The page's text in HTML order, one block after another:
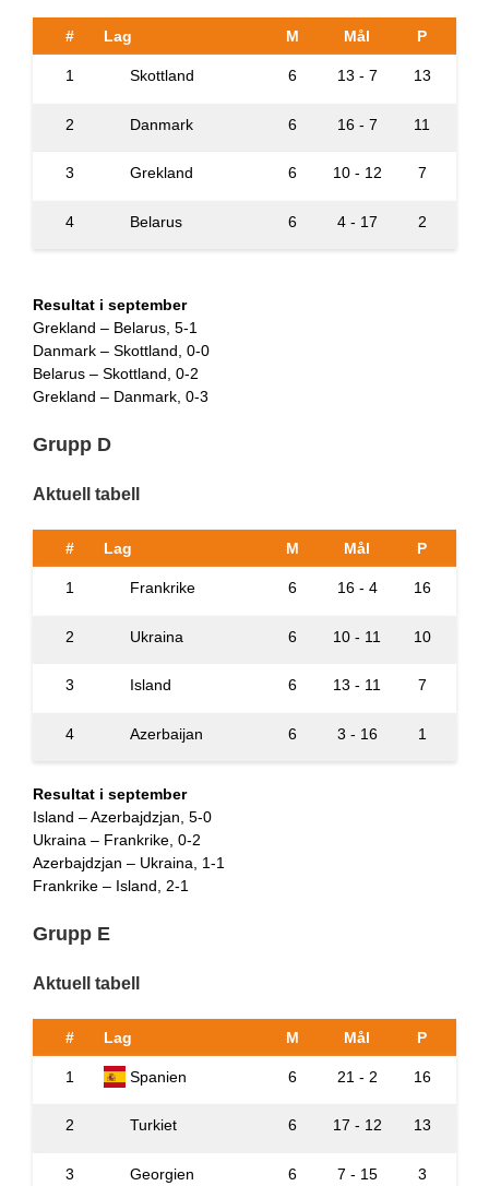
# Lag M Mål P
1 Skottland 6 13 - 7 13
2 Danmark 6 16 - 7 11
3 Grekland 6 10 - 12 7
4 Belarus 6 4 - 17 2
Resultat i september
Grekland – Belarus, 5-1
Danmark – Skottland, 0-0
Belarus – Skottland, 0-2
Grekland – Danmark, 0-3
Grupp D
Aktuell tabell
# Lag M Mål P
1 Frankrike 6 16 - 4 16
2 Ukraina 6 10 - 11 10
3 Island 6 13 - 11 7
4 Azerbaijan 6 3 - 16 1
Resultat i september
Island – Azerbajdzjan, 5-0
Ukraina – Frankrike, 0-2
Azerbajdzjan – Ukraina, 1-1
Frankrike – Island, 2-1
Grupp E
Aktuell tabell
# Lag M Mål P
1 Spanien 6 21 - 2 16
2 Turkiet 6 17 - 12 13
3 Georgien 6 7 - 15 3